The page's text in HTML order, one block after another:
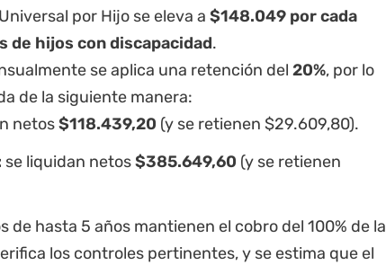
por Hijo se eleva a $148.049 por cada
de hijos con discapacidad.
se aplica una retención del 20%, por lo
de la siguiente manera:
netos$118.439,20 (y se retienen $29.609,80).
se liquidan netos$385.649,60 (y se retienen
de hasta 5 años mantienen el cobro del 100% de la
los controles pertinentes, y se estima que el